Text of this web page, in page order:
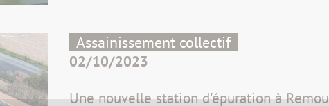
Assainissement collectif
02/10/2023
Une nouvelle station d'épuration à